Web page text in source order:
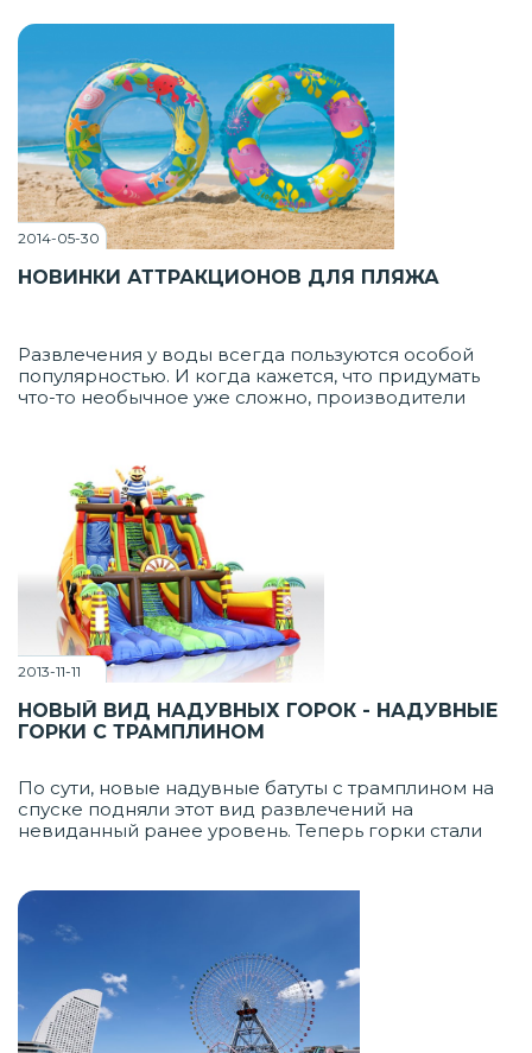
сотрудничестве с компаниями и досуговыми
2014-05-30
НОВИНКИ АТТРАКЦИОНОВ ДЛЯ ПЛЯЖА
Развлечения у воды всегда пользуются особой
популярностью. И когда кажется, что придумать
что-то необычное уже сложно, производители
2013-11-11
НОВЫЙ ВИД НАДУВНЫХ ГОРОК - НАДУВНЫЕ
ГОРКИ С ТРАМПЛИНОМ
По сути, новые надувные батуты с трамплином на
спуске подняли этот вид развлечений на
невиданный ранее уровень. Теперь горки стали
гарантирует здоровую дозу адреналина. Все
увлекательно.